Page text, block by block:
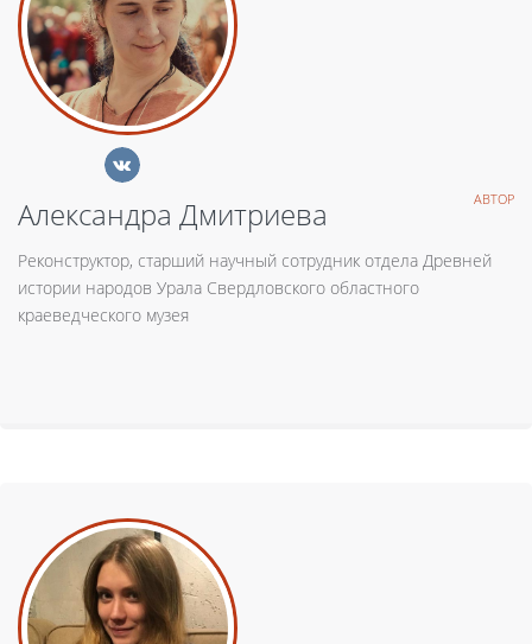
Александра Дмитриева АВТОР
Реконструктор, старший научный сотрудник отдела Древней
истории народов Урала Свердловского областного
краеведческого музея